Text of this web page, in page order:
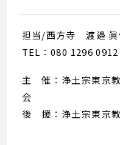
担当/西方寺 渡邉 眞
TEL：080 1296
主 催：浄土宗東京
会
後 援：浄土宗東京